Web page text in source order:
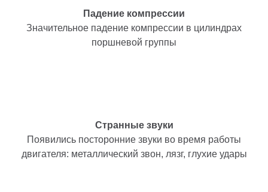
Падение компрессии
Значительное падение компрессии в цилиндрах
поршневой группы
Странные звуки
Появились посторонние звуки во время работы
двигателя: металлический звон, лязг, глухие удары